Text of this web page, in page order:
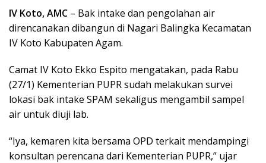
IV Koto, AMC – Bak intake dan pengolahan air
direncanakan dibangun di Nagari Balingka Kecamatan
IV Koto Kabupaten Agam.
Camat IV Koto Ekko Espito mengatakan, pada Rabu
(27/1) Kementerian PUPR sudah melakukan survei
lokasi bak intake SPAM sekaligus mengambil sampel
air untuk diuji lab.
“Iya, kemaren kita bersama OPD terkait mendampingi
konsultan perencana dari Kementerian PUPR,” ujar